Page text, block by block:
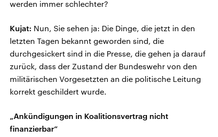
werden immer schlechter?
Kujat: Nun, Sie sehen ja: Die Dinge, die jetzt in den
letzten Tagen bekannt geworden sind, die
durchgesickert sind in die Presse, die gehen ja darauf
zurück, dass der Zustand der Bundeswehr von den
militärischen Vorgesetzten an die politische Leitung
korrekt geschildert wurde.
„Ankündigungen in Koalitionsvertrag nicht
finanzierbar“